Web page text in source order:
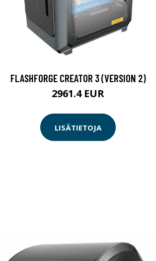
FLASHFORGE CREATOR 3 (VERSION 2)
2961.4 EUR
LISÄTIETOJA